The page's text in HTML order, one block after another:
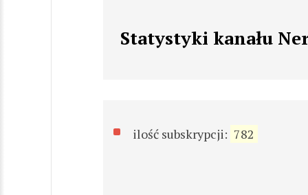
Statystyki kanału
ilość subskrypcji: 782